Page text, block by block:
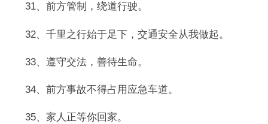
31、前方管制，绕道行驶。
32、千里之行始于足下，交通安全从我做起。
33、遵守交法，善待生命。
34、前方事故不得占用应急车道。
35、家人正等你回家。